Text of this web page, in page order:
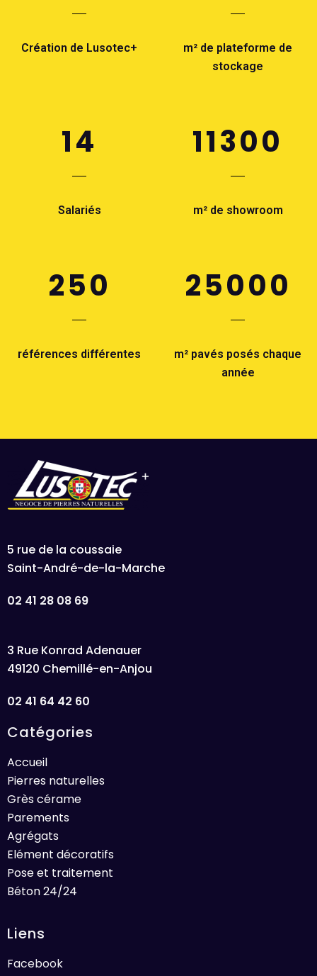
Création de Lusotec+
m² de plateforme de
stockage
14
Salariés
11300
m² de showroom
250
références différentes
25000
m² pavés posés chaque
année
5 rue de la coussaie
Saint-André-de-la-Marche
02 41 28 08 69
3 Rue Konrad Adenauer
49120 Chemillé-en-Anjou
02 41 64 42 60
Catégories
Accueil
Pierres naturelles
Grès cérame
Parements
Agrégats
Elément décoratifs
Pose et traitement
Béton 24/24
Liens
Facebook